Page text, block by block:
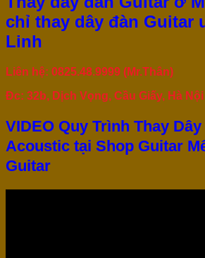
chỉ thay dây đàn Guitar
Linh
Liên hệ: 0825.48.9999 (Mr.Thân)
Đc: 32b, Dịch Vọng, Cầu Giấy, Hà Nội
VIDEO Quy Trình Thay
Acoustic tại Shop Guitar
Guitar